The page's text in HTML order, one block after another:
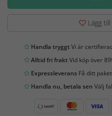
Lägg
Handla tryggtVi är
Alltid fri fraktVid köp över
Expressleverans Få ditt
Handla nu, betala sen Välj